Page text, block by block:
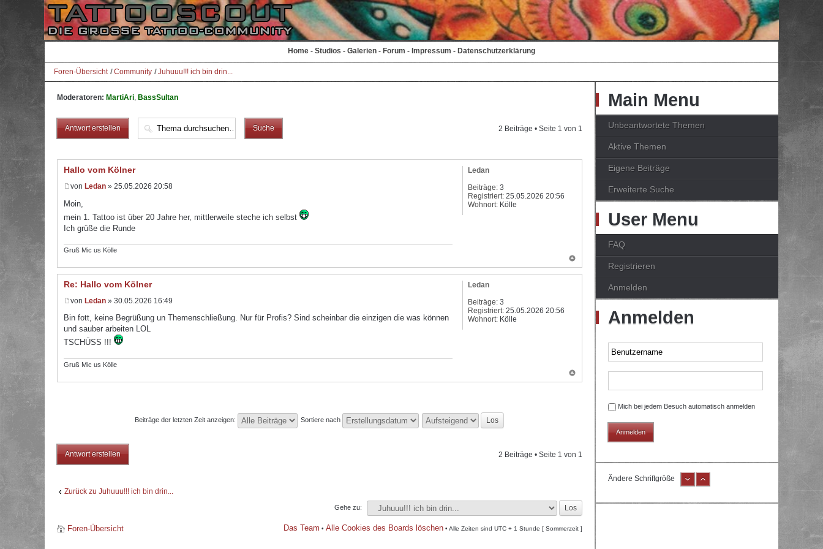
Home - Studios - Galerien - Forum - Impressum - Datenschutzerklärung
Foren-Übersicht Community Juhuuu!!! ich bin drin...
Moderatoren: MartiAri, BassSultan
Antwort erstellen 2 Beiträge • Seite 1 von 1
Hallo vom Kölner
von Ledan » 25.05.2026 20:58
Moin,
mein 1. Tattoo ist über 20 Jahre her, mittlerweile steche ich selbst
Ich grüße die Runde
Gruß Mic us Kölle
Ledan
Beiträge: 3
Registriert: 25.05.2026 20:56
Wohnort: Kölle
Re: Hallo vom Kölner
von Ledan » 30.05.2026 16:49
Bin fott, keine Begrüßung un Themenschließung. Nur für Profis? Sind scheinbar die einzigen die was können
und sauber arbeiten LOL
TSCHÜSS !!!
Gruß Mic us Kölle
Ledan
Beiträge: 3
Registriert: 25.05.2026 20:56
Wohnort: Kölle
Beiträge der letzten Zeit anzeigen: Sortiere nach
Antwort erstellen 2 Beiträge • Seite 1 von 1
Zurück zu Juhuuu!!! ich bin drin...
Gehe zu:
Foren-Übersicht Das Team • Alle Cookies des Boards löschen • Alle Zeiten sind UTC + 1 Stunde [ Sommerzeit ]
Main Menu
Unbeantwortete Themen
Aktive Themen
Eigene Beiträge
Erweiterte Suche
User Menu
FAQ
Registrieren
Anmelden
Anmelden
Mich bei jedem Besuch automatisch anmelden
Ändere Schriftgröße